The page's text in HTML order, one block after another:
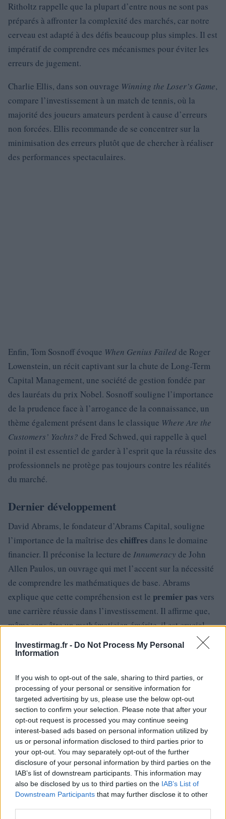
Investirmag.fr - Do Not Process My Personal
Information
If you wish to opt-out of the sale, sharing to third parties, or
processing of your personal or sensitive information for
targeted advertising by us, please use the below opt-out
section to confirm your selection. Please note that after your
opt-out request is processed you may continue seeing
interest-based ads based on personal information utilized by
us or personal information disclosed to third parties prior to
your opt-out. You may separately opt-out of the further
disclosure of your personal information by third parties on the
IAB’s list of downstream participants. This information may
also be disclosed by us to third parties on the IAB’s List of
Downstream Participants that may further disclose it to other
Ritholtz rappelle que la plupart d’entre nous ne sont pas
préparés à affronter la complexité des marchés, car notre
cerveau est adapté à des défis beaucoup plus simples. Il est
impératif de comprendre ces mécanismes pour éviter les
erreurs de jugement.
Charlie Ellis, dans son ouvrage Winning the Loser’s Game,
compare l’investissement à un match de tennis, où la
majorité des joueurs amateurs perdent à cause d’erreurs
non forcées. Ellis recommande de se concentrer sur la
minimisation des erreurs plutôt que de chercher à réaliser
des performances spectaculaires.
Enfin, Tom Sosnoff évoque When Genius Failedde Roger
Lowenstein, un récit captivant sur la chute de Long-Term
Capital Management, une société de gestion fondée par
des lauréats du prix Nobel. Sosnoff souligne l’importance
de la prudence face à l’arrogance de la connaissance, un
thème également présent dans le classique Where Are the
Customers’ Yachts? de Fred Schwed, qui rappelle à quel
point il est essentiel de garder à l’esprit que la réussite des
professionnels ne protège pas toujours contre les réalités
du marché.
Dernier développement
David Abrams, le fondateur d’Abrams Capital, souligne
l’importance de la maîtrise des chiffres dans le domaine
financier. Il préconise la lecture de Innumeracy de John
Allen Paulos, un ouvrage qui met l’accent sur la nécessité
de comprendre les mathématiques de base. Abrams
explique que cette compréhension est le premier pas vers
une carrière réussie dans l’investissement. Il affirme que,
même sans être un mathématicien émérite, il est crucial
d’appréhender les concepts mathématiques
pour naviguer
efficacement dans le monde financier.0
AUTEUR
Staff